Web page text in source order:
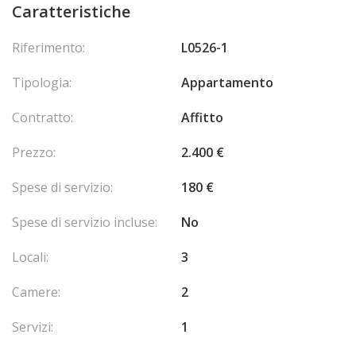
Caratteristiche
Riferimento:
L0526-1
Tipologia:
Appartamento
Contratto:
Affitto
Prezzo:
2.400 €
Spese di servizio:
180 €
Spese di servizio incluse:
No
Locali:
3
Camere:
2
Servizi:
1